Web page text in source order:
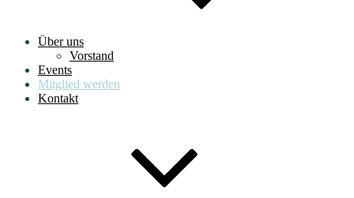
Über uns
Vorstand
Events
Mitglied werden
Kontakt